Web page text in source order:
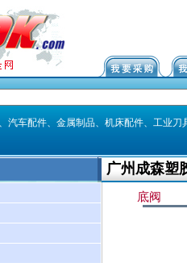
汽车配件、金属制品、机床配件、工业刀
广州成森塑
底阀